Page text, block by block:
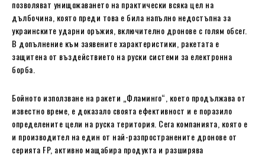
позволяват унищожаването на практически всяка цел на
дълбочина, която преди това е била напълно недостъпна за
украинските ударни оръжия, включително дронове с голям обсег.
В допълнение към заявените характеристики, ракетата е
защитена от въздействието на руски системи за електронна
борба.
Бойното използване на ракети „Фламинго“, което продължава от
известно време, е доказало своята ефективност и е поразило
определените цели на руска територия. Сега компанията, която е
и производител на един от най-разпространените дронове от
серията FP, активно мащабира продукта и разширява